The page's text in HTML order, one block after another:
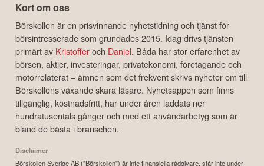
Kort om oss
Börskollen är en prisvinnande nyhetstidning och tjänst för
börsintresserade som grundades 2015. Idag drivs tjänsten
primärt av Kristofferoch Daniel. Båda har stor erfarenhet av
börsen, aktier, investeringar, privatekonomi, företagande och
motorrelaterat – ämnen som det frekvent skrivs nyheter om till
Börskollens växande skara läsare. Nyhetsappen som finns
tillgänglig, kostnadsfritt, har under åren laddats ner
hundratusentals gånger och med ett användarbetyg som är
bland de bästa i branschen.
Disclaimer
Börskollen Sverige AB ("Börskollen") är inte finansiella rådgivare, står inte under